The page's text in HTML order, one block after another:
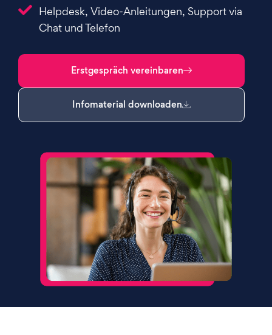
Helpdesk, Video-Anleitungen, Support via
Chat und Telefon
Infomaterial downloaden
Erstgespräch vereinbaren